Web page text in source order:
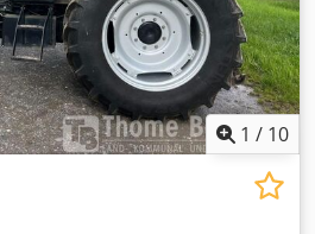
1 / 10